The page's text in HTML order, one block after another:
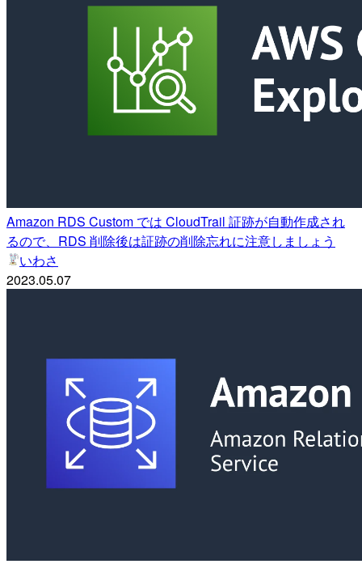
Amazon RDS Custom では CloudTrail 証跡が自動作成され
るので、RDS 削除後は証跡の削除忘れに注意しましょう
いわさ
2023.05.07